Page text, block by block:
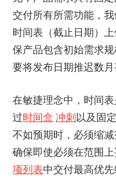
交付所有所需功能，
时间表（截止日期）
保产品包含初始需求
要将发布日期推迟数月
在敏捷理念中，时间
过时间盒 冲刺以及固
不如预期时，必须缩
确保即使必须在范围
项列表中交付最高优